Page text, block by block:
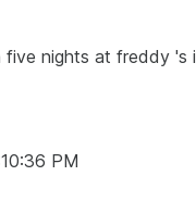
five nights at freddy
PM